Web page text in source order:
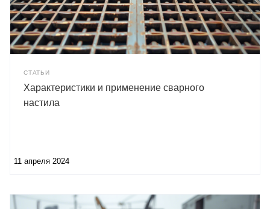
СТАТЬИ
Характеристики и применение сварного
настила
11 апреля 2024